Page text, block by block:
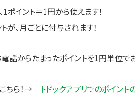
1ポイント＝1円から使えます！
が、月ごとに付与されます！
電話からたまったポイントを1円単位で
ちら！→ トドックアプリでのポイント